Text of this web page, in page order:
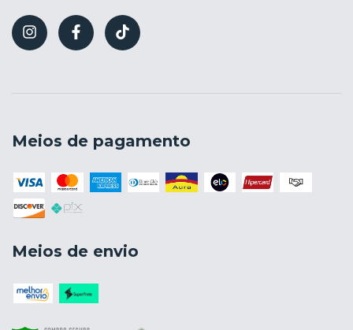
Meios de pagamento
Meios de envio